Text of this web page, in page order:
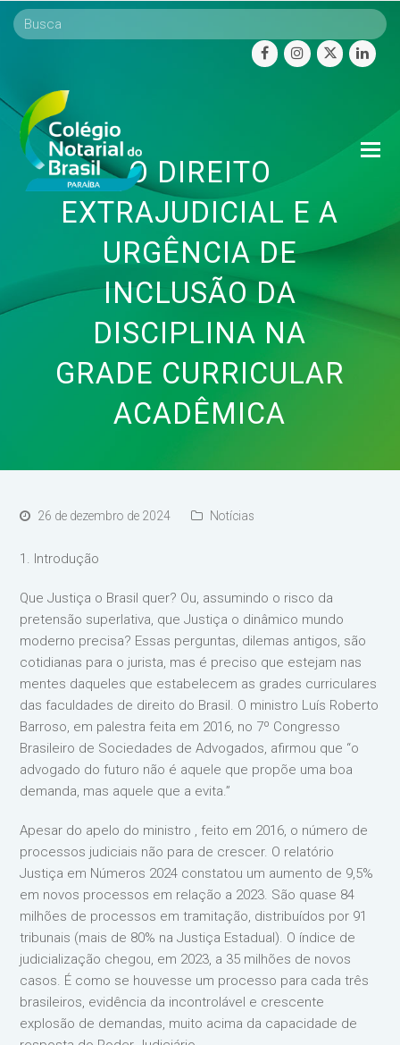
facebookinstagram
twitter
O DIREITO
EXTRAJUDICIAL E A
URGÊNCIA DE
INCLUSÃO DA
DISCIPLINA NA
GRADE CURRICULAR
ACADÊMICA
26 de dezembro de 2024 Notícias
1. Introdução
Que Justiça o Brasil quer? Ou, assumindo o risco da
pretensão superlativa, que Justiça o dinâmico mundo
moderno precisa? Essas perguntas, dilemas antigos, são
cotidianas para o jurista, mas é preciso que estejam nas
mentes daqueles que estabelecem as grades curriculares
das faculdades de direito do Brasil. O ministro Luís Roberto
Barroso, em palestra feita em 2016, no 7º Congresso
Brasileiro de Sociedades de Advogados, afirmou que “o
advogado do futuro não é aquele que propõe uma boa
demanda, mas aquele que a evita.”
Apesar do apelo do ministro , feito em 2016, o número de
processos judiciais não para de crescer. O relatório
Justiça em Números 2024 constatou um aumento de 9,5%
em novos processos em relação a 2023. São quase 84
milhões de processos em tramitação, distribuídos por 91
tribunais (mais de 80% na Justiça Estadual). O índice de
judicialização chegou, em 2023, a 35 milhões de novos
casos. É como se houvesse um processo para cada três
brasileiros, evidência da incontrolável e crescente
explosão de demandas, muito acima da capacidade de